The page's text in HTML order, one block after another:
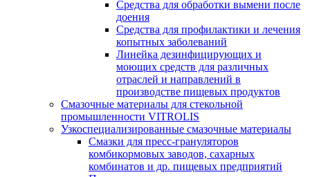
Средства для обработки вымени после
доения
Средства для профилактики и лечения
копытных заболеваний
Линейка дезинфицирующих и
моющих средств для различных
отраслей и направлений в
производстве пищевых продуктов
Смазочные материалы для стекольной
промышленности VITROLIS
Узкоспециализированные смазочные материалы
Смазки для пресс-грануляторов
комбикормовых заводов, сахарных
комбинатов и др. пищевых предприятий